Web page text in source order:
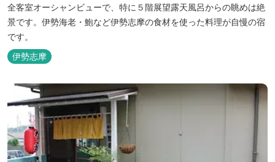
全客室オーシャンビューで、特に５階展望露天風呂からの眺めは絶
景です。伊勢海老・鮑など伊勢志摩の食材を使った料理が自慢の宿
です。
伊勢志摩